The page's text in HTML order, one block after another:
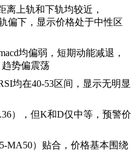
离上轨和下轨均较近，
偏下，显示价格处于中性区
均偏弱，短期动能减退，
势偏震荡
均在40-53区间，显示无明显
），但K和D仅中等，预警价
MA50）贴合，价格基本围绕